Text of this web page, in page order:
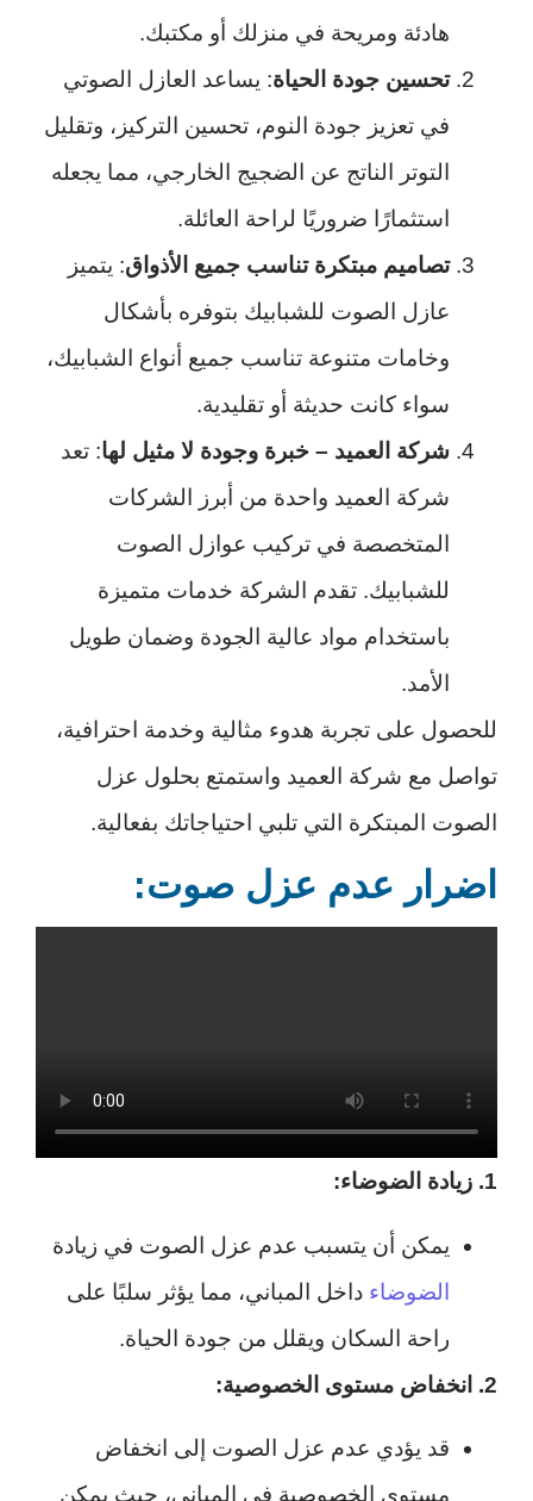
هادئة ومريحة في منزلك أو مكتبك.
تحسين جودة الحياة: يساعد العازل الصوتي
في تعزيز جودة النوم، تحسين التركيز، وتقليل
التوتر الناتج عن الضجيج الخارجي، مما يجعله
استثمارًا ضروريًا لراحة العائلة.
تصاميم مبتكرة تناسب جميع الأذواق: يتميز
عازل الصوت للشبابيك بتوفره بأشكال
وخامات متنوعة تناسب جميع أنواع الشبابيك،
سواء كانت حديثة أو تقليدية.
شركة العميد – خبرة وجودة لا مثيل لها: تعد
شركة العميد واحدة من أبرز الشركات
المتخصصة في تركيب عوازل الصوت
للشبابيك. تقدم الشركة خدمات متميزة
باستخدام مواد عالية الجودة وضمان طويل
الأمد.
للحصول على تجربة هدوء مثالية وخدمة احترافية،
تواصل مع شركة العميد واستمتع بحلول عزل
الصوت المبتكرة التي تلبي احتياجاتك بفعالية.
اضرار عدم عزل صوت:
1. زيادة الضوضاء:
يمكن أن يتسبب عدم عزل الصوت في زيادة
الضوضاء داخل المباني، مما يؤثر سلبًا على
راحة السكان ويقلل من جودة الحياة.
2. انخفاض مستوى الخصوصية:
قد يؤدي عدم عزل الصوت إلى انخفاض
مستوى الخصوصية في المباني، حيث يمكن